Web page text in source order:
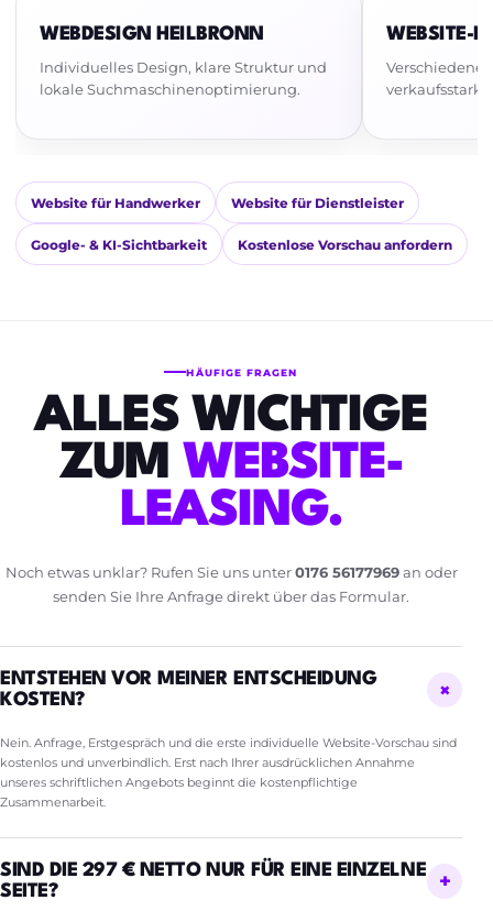
WEBDESIGN HEILBRONN
Individuelles Design, klare Struktur und
lokale Suchmaschinenoptimierung.
WEBSITE-
Verschiedene
Website für Handwerker Website für Dienstleister
Google- & KI-Sichtbarkeit Kostenlose Vorschau anfordern
HÄUFIGE FRAGEN
ALLES WICHTIGE
ZUM WEBSITE-
LEASING.
Noch etwas unklar? Rufen Sie uns unter0176 56177969an oder
senden Sie Ihre Anfrage direkt über das Formular.
ENTSTEHEN VOR MEINER ENTSCHEIDUNG
KOSTEN?
Nein. Anfrage, Erstgespräch und die erste individuelle Website-Vorschau sind
kostenlos und unverbindlich. Erst nach Ihrer ausdrücklichen Annahme
unseres schriftlichen Angebots beginnt die kostenpflichtige
Zusammenarbeit.
SIND DIE 297 € NETTO NUR FÜR EINE EINZELNE
SEITE?